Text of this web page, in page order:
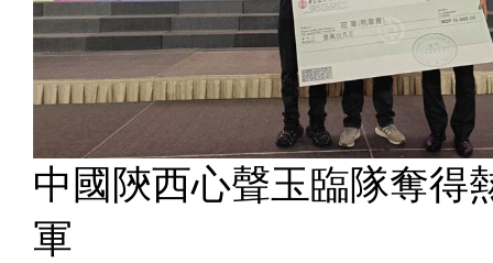
中國陝西心聲玉臨隊奪得
軍